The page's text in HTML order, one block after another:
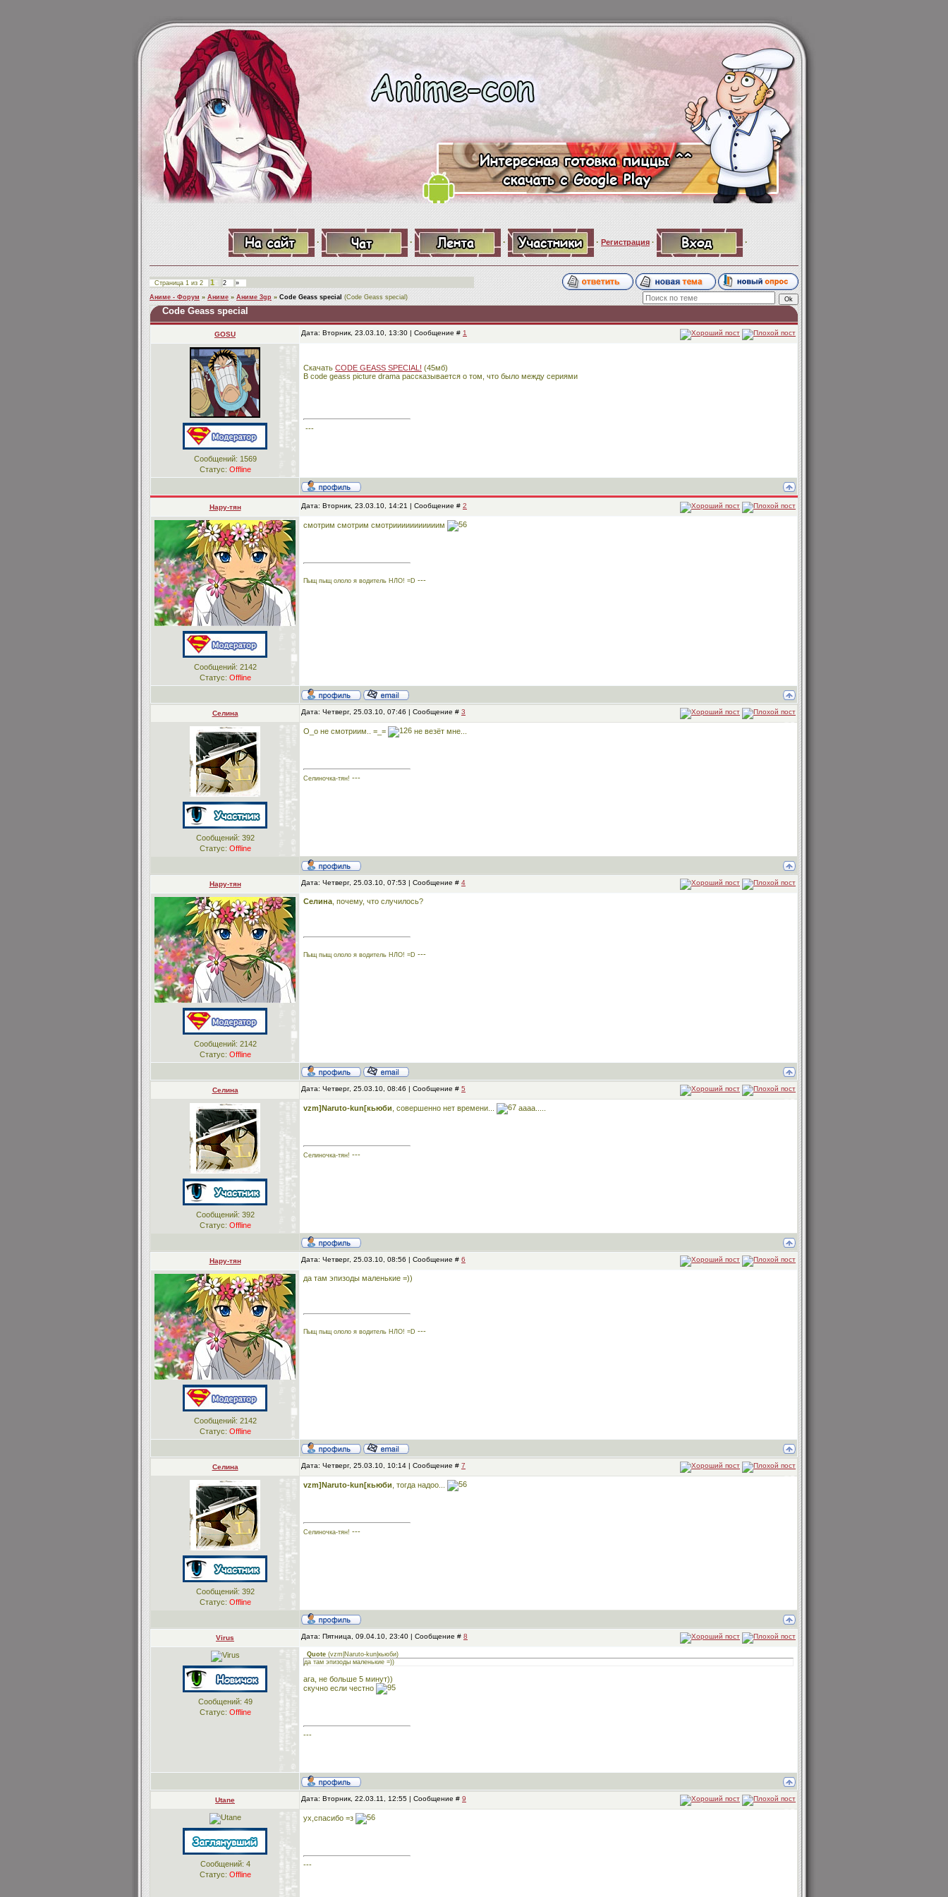
· · · · Регистрация · ·
Страница 1 из 2 1 2
»
Аниме - Форум » Аниме » Аниме 3gp » Code Geass special (Code Geass special)
Code Geass special
GOSU Дата: Вторник, 23.03.10, 13:30 | Сообщение # 1
Сообщений: 1569
Статус: Offline
Скачать CODE GEASS SPECIAL! (45мб)
В code geass picture drama рассказывается о том, что было между сериями
---
Нару-тян Дата: Вторник, 23.03.10, 14:21 | Сообщение # 2
Сообщений: 2142
Статус: Offline
смотрим смотрим смотрииииииииииим
Пыщ пыщ ололо я водитель НЛО! =D ---
Селина Дата: Четверг, 25.03.10, 07:46 | Сообщение # 3
Сообщений: 392
Статус: Offline
О_о не смотриим.. =_= не везёт мне...
Селиночка-тян! ---
Нару-тян Дата: Четверг, 25.03.10, 07:53 | Сообщение # 4
Сообщений: 2142
Статус: Offline
Селина , почему, что случилось?
Пыщ пыщ ололо я водитель НЛО! =D ---
Селина Дата: Четверг, 25.03.10, 08:46 | Сообщение # 5
Сообщений: 392
Статус: Offline
vzm]Naruto-kun[кьюби , совершенно нет времени... аааа.....
Селиночка-тян! ---
Нару-тян Дата: Четверг, 25.03.10, 08:56 | Сообщение # 6
Сообщений: 2142
Статус: Offline
да там эпизоды маленькие =))
Пыщ пыщ ололо я водитель НЛО! =D ---
Селина Дата: Четверг, 25.03.10, 10:14 | Сообщение # 7
Сообщений: 392
Статус: Offline
vzm]Naruto-kun[кьюби , тогда надоо...
Селиночка-тян! ---
Virus Дата: Пятница, 09.04.10, 23:40 | Сообщение # 8
Сообщений: 49
Статус: Offline
Quote (vzm|Naruto-kun|кьюби)
да там эпизоды маленькие =))
ага, не больше 5 минут))
скучно если честно
---
Utane Дата: Вторник, 22.03.11, 12:55 | Сообщение # 9
Сообщений: 4
Статус: Offline
ух,спасибо =з
---